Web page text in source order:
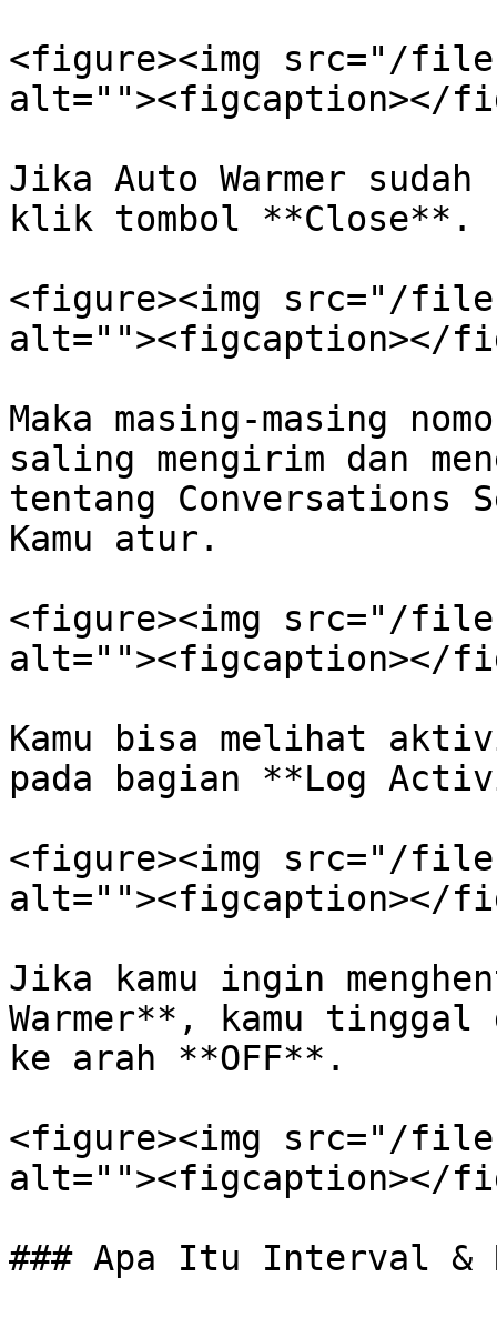
<figure><img src="/files/
alt=""><figcaption></
Jika Auto Warmer
klik tombol **Close**.
<figure><img src="/files/
alt=""><figcaption></
Maka masing-masing
saling mengirim dan
tentang Conversations
Kamu atur.
<figure><img src="/
alt=""><figcaption></
Kamu bisa melihat
pada bagian **Log
<figure><img src="/files/
alt=""><figcaption></
Jika kamu ingin
Warmer**, kamu
ke arah **OFF**.
<figure><img src="/
alt=""><figcaption></
### Apa Itu Interval &